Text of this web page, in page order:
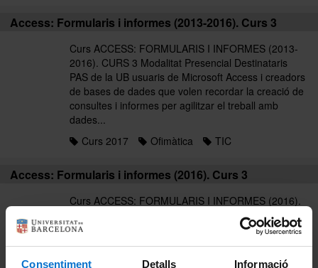
Consentiment Detalls Informació
Access: Formularis i informes (2013-2016). Curs 3
Curs ACCESS: FORMULARIS I INFORMES (2013-
2016). CURS 3 Modalitat Presencial Destinataris
PAS de la UB usuaris de Microsoft Access i creadors
de bases de dades que volen recordar la creació de
consultes i informes per agilitzar el treball amb
dades...
Curs 2017
Ofimàtica TIC
Access: Formularis i informes (2016). Curs 3
Curs ACCESS: FORMULARIS I INFORMES (2016).
CURS 3 Modalitat Presencial Destinataris PAS de la
UB usuaris de Microsoft Access i creadors de bases
de dades que volen recordar la creació de consultes
i informes per agilitzar el treball amb dades Cost...